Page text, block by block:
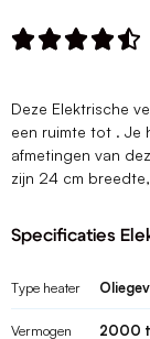

Deze Elektrische
een ruimte tot . Je
afmetingen van
zijn 24 cm
Specificaties
Type heater
Vermogen 2000